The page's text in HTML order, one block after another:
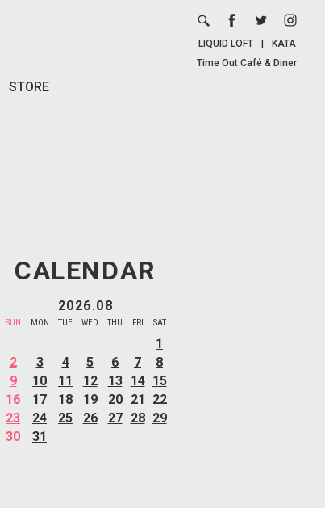
STORE
LIQUID LOFT
KATA
Time Out Café & Diner
CALENDAR
2026.08
SUN MON TUE WED THU FRI SAT
1
2
3 4 5 6 7
8
9
10 11 12 13 14 15
16
17 18 19 20 21
22
23
24 25 26 27 28 29
30
31